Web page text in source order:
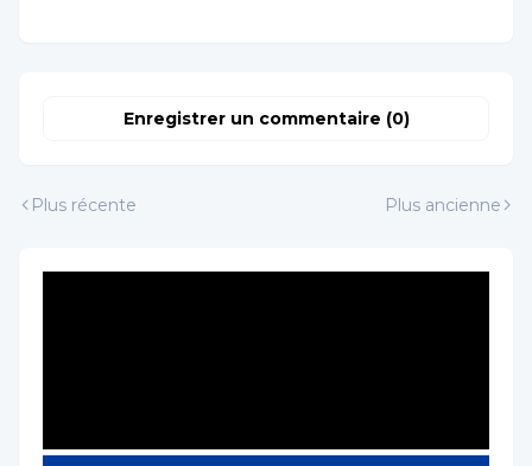
Enregistrer un commentaire (0)
Plus récente Plus ancienne